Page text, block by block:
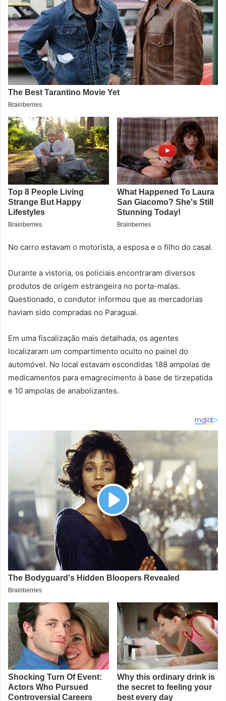
No carro estavam o motorista, a esposa e o filho do casal.
Durante a vistoria, os policiais encontraram diversos
produtos de origem estrangeira no porta-malas.
Questionado, o condutor informou que as mercadorias
haviam sido compradas no Paraguai.
Em uma fiscalização mais detalhada, os agentes
localizaram um compartimento oculto no painel do
automóvel. No local estavam escondidas 188 ampolas de
medicamentos para emagrecimento à base de tirzepatida
e 10 ampolas de anabolizantes.